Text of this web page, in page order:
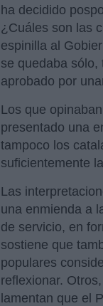
ha decidido
¿Cuáles son las
espinilla al
se quedaba sólo,
aprobado por
Los que
presentado una
tampoco los
suficientemente
Las
una enmienda a
de servicio, en
sostiene que
populares
reflexionar.
lamentan que el